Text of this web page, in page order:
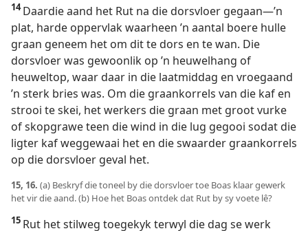
14Daardie aand het Rut na die dorsvloer gegaan—’n
plat, harde oppervlak waarheen ’n aantal boere hulle
graan geneem het om dit te dors en te wan. Die
dorsvloer was gewoonlik op ’n heuwelhang of
heuweltop, waar daar in die laatmiddag en vroegaand
’n sterk bries was. Om die graankorrels van die kaf en
strooi te skei, het werkers die graan met groot vurke
of skopgrawe teen die wind in die lug gegooi sodat die
ligter kaf weggewaai het en die swaarder graankorrels
op die dorsvloer geval het.
15, 16. (a) Beskryf die toneel by die dorsvloer toe Boas klaar gewerk
het vir die aand. (b) Hoe het Boas ontdek dat Rut by sy voete lê?
15 Rut het stilweg toegekyk terwyl die dag se werk